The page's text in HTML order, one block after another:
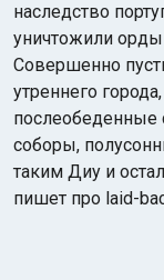
наследство
уничтожили орды
Совершенно
утреннего
послеобеденные
соборы,
таким Диу и
пишет про laid-